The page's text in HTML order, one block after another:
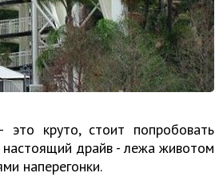
круто, стоит попробовать
драйв - лежа животом
наперегонки.